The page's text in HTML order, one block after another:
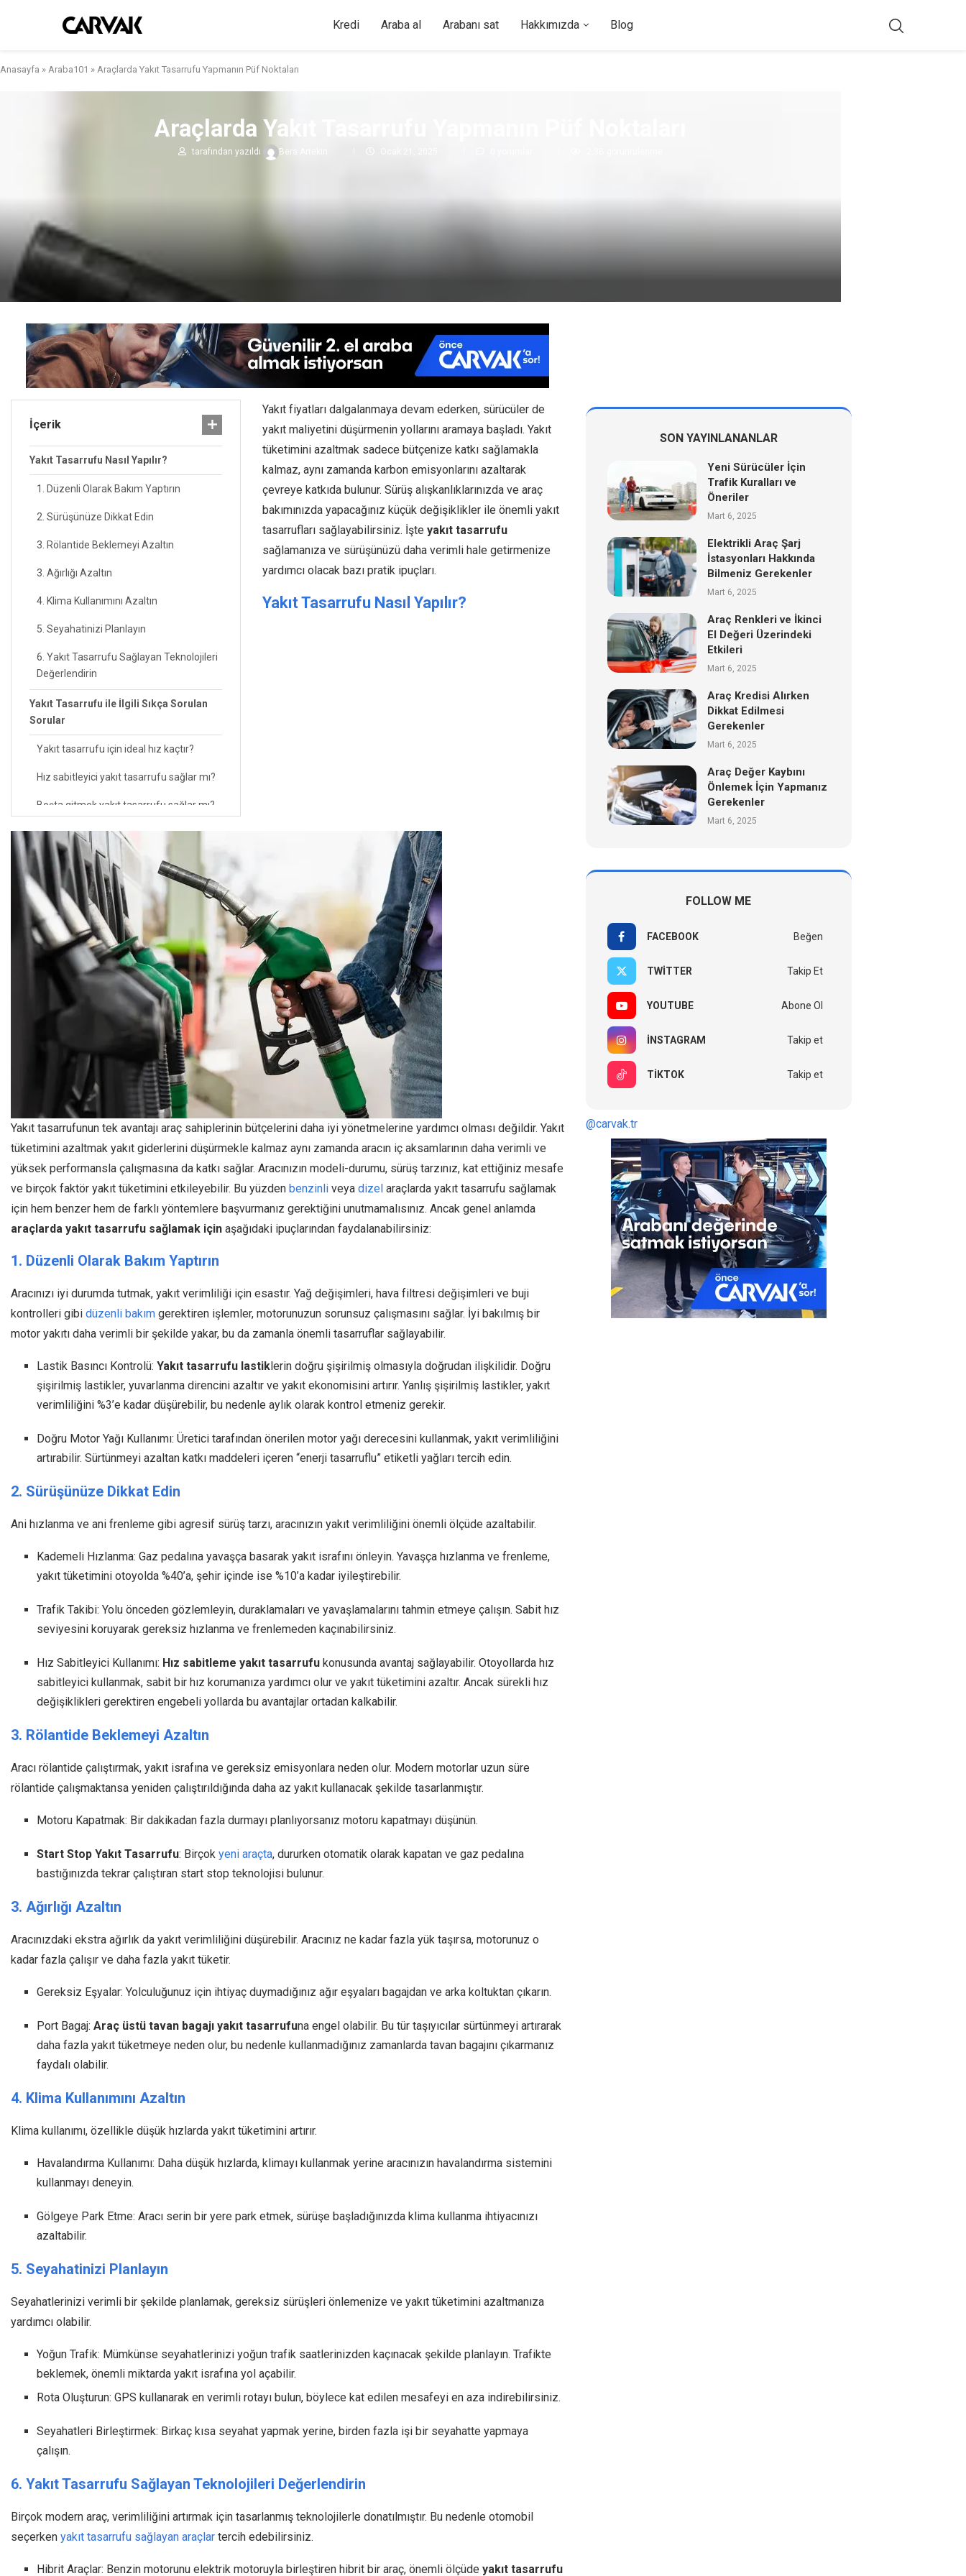
Kredi Araba al Arabanı sat Hakkımızda Blog
Anasayfa » Araba101 » Araçlarda Yakıt Tasarrufu Yapmanın Püf Noktaları
Araçlarda Yakıt Tasarrufu Yapmanın Püf Noktaları
tarafından yazıldı Bera Artekin
İçerik
Yakıt Tasarrufu Nasıl Yapılır?
1. Düzenli Olarak Bakım Yaptırın
2. Sürüşünüze Dikkat Edin
3. Rölantide Beklemeyi Azaltın
3. Ağırlığı Azaltın
4. Klima Kullanımını Azaltın
5. Seyahatinizi Planlayın
6. Yakıt Tasarrufu Sağlayan Teknolojileri
Değerlendirin
Yakıt Tasarrufu ile İlgili Sıkça Sorulan
Sorular
Yakıt tasarrufu için ideal hız kaçtır?
Hız sabitleyici yakıt tasarrufu sağlar mı?
Boşta gitmek yakıt tasarrufu sağlar mı?
Uzun yolda yakıt tasarrufu nasıl yapılır?
Yakıt fiyatları dalgalanmaya devam ederken, sürücüler de
yakıt maliyetini düşürmenin yollarını aramaya başladı. Yakıt
tüketimini azaltmak sadece bütçenize katkı sağlamakla
kalmaz, aynı zamanda karbon emisyonlarını azaltarak
çevreye katkıda bulunur. Sürüş alışkanlıklarınızda ve araç
bakımınızda yapacağınız küçük değişiklikler ile önemli yakıt
tasarrufları sağlayabilirsiniz. İşte yakıt tasarrufu
sağlamanıza ve sürüşünüzü daha verimli hale getirmenize
yardımcı olacak bazı pratik ipuçları.
Yakıt Tasarrufu Nasıl Yapılır?
Yakıt tasarrufunun tek avantajı araç sahiplerinin bütçelerini daha iyi yönetmelerine yardımcı olması değildir. Yakıt
tüketimini azaltmak yakıt giderlerini düşürmekle kalmaz aynı zamanda aracın iç aksamlarının daha verimli ve
yüksek performansla çalışmasına da katkı sağlar. Aracınızın modeli-durumu, sürüş tarzınız, kat ettiğiniz mesafe
ve birçok faktör yakıt tüketimini etkileyebilir. Bu yüzden benzinli veya dizel araçlarda yakıt tasarrufu sağlamak
için hem benzer hem de farklı yöntemlere başvurmanız gerektiğini unutmamalısınız. Ancak genel anlamda
araçlarda yakıt tasarrufu sağlamak için aşağıdaki ipuçlarından faydalanabilirsiniz:
1. Düzenli Olarak Bakım Yaptırın
Aracınızı iyi durumda tutmak, yakıt verimliliği için esastır. Yağ değişimleri, hava filtresi değişimleri ve buji
kontrolleri gibi düzenli bakım gerektiren işlemler, motorunuzun sorunsuz çalışmasını sağlar. İyi bakılmış bir
motor yakıtı daha verimli bir şekilde yakar, bu da zamanla önemli tasarruflar sağlayabilir.
Lastik Basıncı Kontrolü: Yakıt tasarrufu lastiklerin doğru şişirilmiş olmasıyla doğrudan ilişkilidir. Doğru
şişirilmiş lastikler, yuvarlanma direncini azaltır ve yakıt ekonomisini artırır. Yanlış şişirilmiş lastikler, yakıt
verimliliğini %3’e kadar düşürebilir, bu nedenle aylık olarak kontrol etmeniz gerekir.
Doğru Motor Yağı Kullanımı: Üretici tarafından önerilen motor yağı derecesini kullanmak, yakıt verimliliğini
artırabilir. Sürtünmeyi azaltan katkı maddeleri içeren “enerji tasarruflu” etiketli yağları tercih edin.
2. Sürüşünüze Dikkat Edin
Ani hızlanma ve ani frenleme gibi agresif sürüş tarzı, aracınızın yakıt verimliliğini önemli ölçüde azaltabilir.
Kademeli Hızlanma: Gaz pedalına yavaşça basarak yakıt israfını önleyin. Yavaşça hızlanma ve frenleme,
yakıt tüketimini otoyolda %40’a, şehir içinde ise %10’a kadar iyileştirebilir.
Trafik Takibi: Yolu önceden gözlemleyin, duraklamaları ve yavaşlamalarını tahmin etmeye çalışın. Sabit hız
seviyesini koruyarak gereksiz hızlanma ve frenlemeden kaçınabilirsiniz.
Hız Sabitleyici Kullanımı: Hız sabitleme yakıt tasarrufu konusunda avantaj sağlayabilir. Otoyollarda hız
sabitleyici kullanmak, sabit bir hız korumanıza yardımcı olur ve yakıt tüketimini azaltır. Ancak sürekli hız
değişiklikleri gerektiren engebeli yollarda bu avantajlar ortadan kalkabilir.
3. Rölantide Beklemeyi Azaltın
Aracı rölantide çalıştırmak, yakıt israfına ve gereksiz emisyonlara neden olur. Modern motorlar uzun süre
rölantide çalışmaktansa yeniden çalıştırıldığında daha az yakıt kullanacak şekilde tasarlanmıştır.
Motoru Kapatmak: Bir dakikadan fazla durmayı planlıyorsanız motoru kapatmayı düşünün.
Start Stop Yakıt Tasarrufu: Birçok yeni araçta, dururken otomatik olarak kapatan ve gaz pedalına
bastığınızda tekrar çalıştıran start stop teknolojisi bulunur.
3. Ağırlığı Azaltın
Aracınızdaki ekstra ağırlık da yakıt verimliliğini düşürebilir. Aracınız ne kadar fazla yük taşırsa, motorunuz o
kadar fazla çalışır ve daha fazla yakıt tüketir.
Gereksiz Eşyalar: Yolculuğunuz için ihtiyaç duymadığınız ağır eşyaları bagajdan ve arka koltuktan çıkarın.
Port Bagaj: Araç üstü tavan bagajı yakıt tasarrufuna engel olabilir. Bu tür taşıyıcılar sürtünmeyi artırarak
daha fazla yakıt tüketmeye neden olur, bu nedenle kullanmadığınız zamanlarda tavan bagajını çıkarmanız
faydalı olabilir.
4. Klima Kullanımını Azaltın
Klima kullanımı, özellikle düşük hızlarda yakıt tüketimini artırır.
Havalandırma Kullanımı: Daha düşük hızlarda, klimayı kullanmak yerine aracınızın havalandırma sistemini
kullanmayı deneyin.
Gölgeye Park Etme: Aracı serin bir yere park etmek, sürüşe başladığınızda klima kullanma ihtiyacınızı
azaltabilir.
5. Seyahatinizi Planlayın
Seyahatlerinizi verimli bir şekilde planlamak, gereksiz sürüşleri önlemenize ve yakıt tüketimini azaltmanıza
yardımcı olabilir.
Yoğun Trafik: Mümkünse seyahatlerinizi yoğun trafik saatlerinizden kaçınacak şekilde planlayın. Trafikte
beklemek, önemli miktarda yakıt israfına yol açabilir.
Rota Oluşturun: GPS kullanarak en verimli rotayı bulun, böylece kat edilen mesafeyi en aza indirebilirsiniz.
Seyahatleri Birleştirmek: Birkaç kısa seyahat yapmak yerine, birden fazla işi bir seyahatte yapmaya
çalışın.
6. Yakıt Tasarrufu Sağlayan Teknolojileri Değerlendirin
Birçok modern araç, verimliliğini artırmak için tasarlanmış teknolojilerle donatılmıştır. Bu nedenle otomobil
seçerken yakıt tasarrufu sağlayan araçlar tercih edebilirsiniz.
Hibrit Araçlar: Benzin motorunu elektrik motoruyla birleştiren hibrit bir araç, önemli ölçüde yakıt tasarrufu
SON YAYINLANANLAR
Yeni Sürücüler İçin
Trafik Kuralları ve
Öneriler
Mart 6, 2025
Elektrikli Araç Şarj
İstasyonları Hakkında
Bilmeniz Gerekenler
Mart 6, 2025
Araç Renkleri ve İkinci
El Değeri Üzerindeki
Etkileri
Mart 6, 2025
Araç Kredisi Alırken
Dikkat Edilmesi
Gerekenler
Mart 6, 2025
Araç Değer Kaybını
Önlemek İçin Yapmanız
Gerekenler
Mart 6, 2025
FOLLOW ME
FACEBOOK Beğen
TWITTER Takip Et
YOUTUBE Abone Ol
INSTAGRAM Takip et
TIKTOK Takip et
@carvak.tr